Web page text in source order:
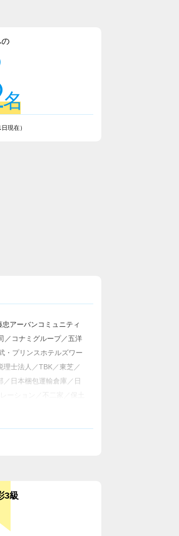
の
名
現在）
アーバンコミュニティ
／コナミグループ／五洋
・プリンスホテルズワー
士法人／TBK／東芝／
日本梱包運輸倉庫／日
ーション／不二家／保土
ジニアリング／明治安
3級